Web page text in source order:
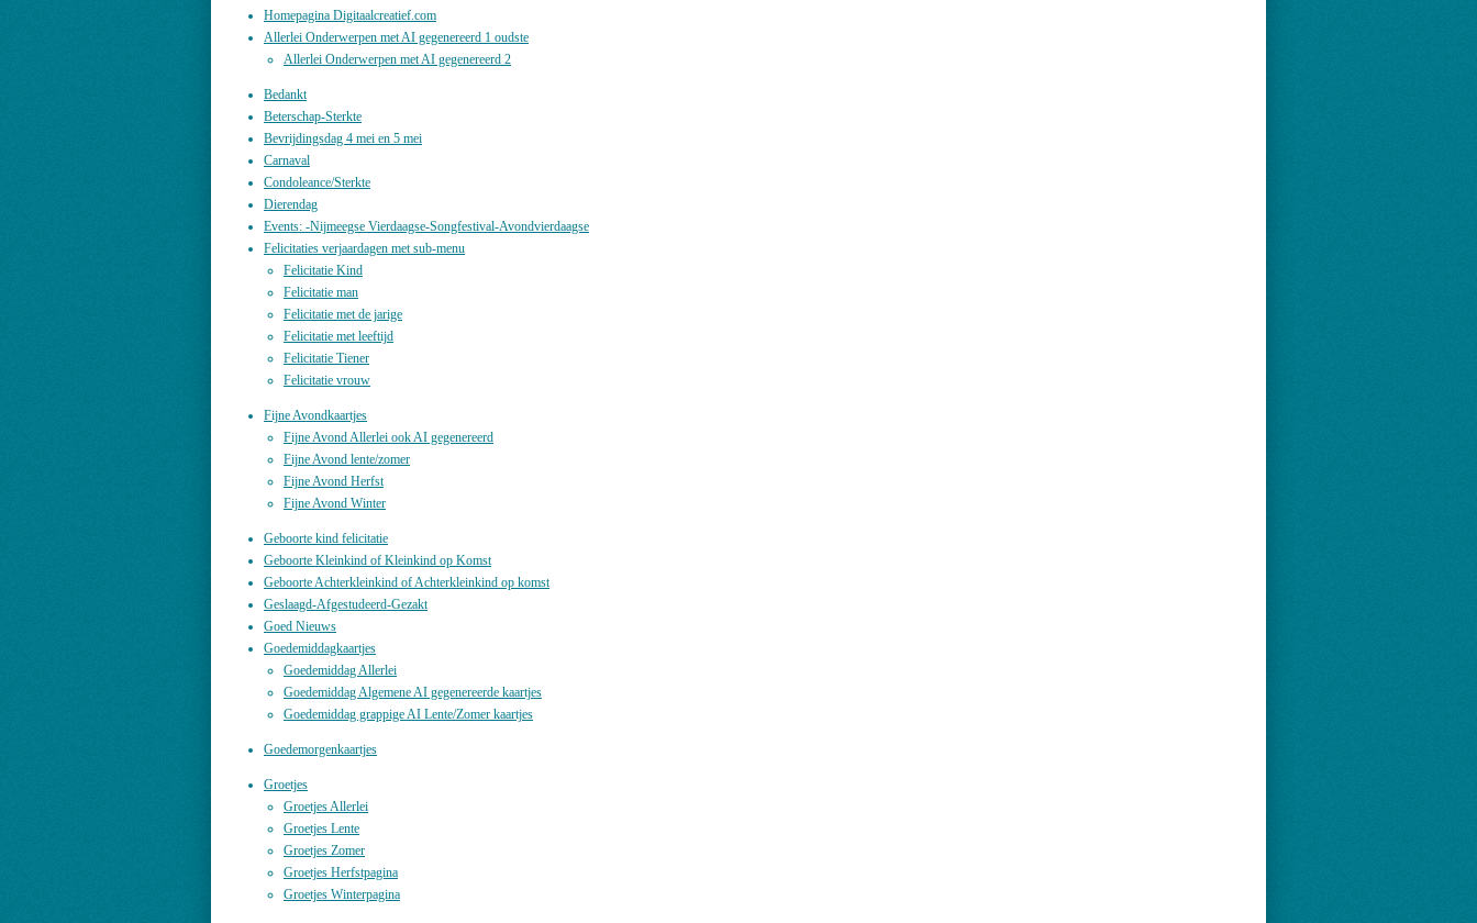
Homepagina Digitaalcreatief.com
Allerlei Onderwerpen met AI gegenereerd 1 oudste
Allerlei Onderwerpen met AI gegenereerd 2
Bedankt
Beterschap-Sterkte
Bevrijdingsdag 4 mei en 5 mei
Carnaval
Condoleance/Sterkte
Dierendag
Events: -Nijmeegse Vierdaagse-Songfestival-Avondvierdaagse
Felicitaties verjaardagen met sub-menu
Felicitatie Kind
Felicitatie man
Felicitatie met de jarige
Felicitatie met leeftijd
Felicitatie Tiener
Felicitatie vrouw
Fijne Avondkaartjes
Fijne Avond Allerlei ook AI gegenereerd
Fijne Avond lente/zomer
Fijne Avond Herfst
Fijne Avond Winter
Geboorte kind felicitatie
Geboorte Kleinkind of Kleinkind op Komst
Geboorte Achterkleinkind of Achterkleinkind op komst
Geslaagd-Afgestudeerd-Gezakt
Goed Nieuws
Goedemiddagkaartjes
Goedemiddag Allerlei
Goedemiddag Algemene AI gegenereerde kaartjes
Goedemiddag grappige AI Lente/Zomer kaartjes
Goedemorgenkaartjes
Groetjes
Groetjes Allerlei
Groetjes Lente
Groetjes Zomer
Groetjes Herfstpagina
Groetjes Winterpagina